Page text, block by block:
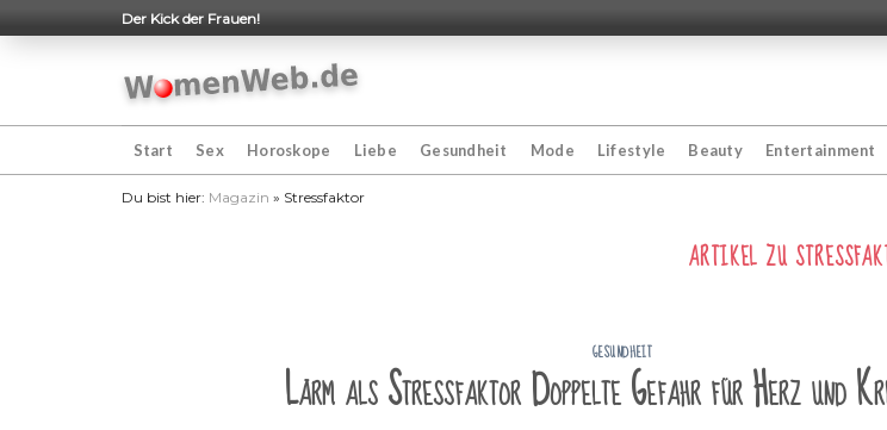
to
Der Kick der Frauen!
Start Sex Horoskope Liebe Gesundheit Mode Lifestyle Beauty Entertainment
Du bist hier: Magazin » Stressfaktor
ARTIKEL ZU
GESUNDHEIT
Lärm als Stressfaktor Doppelte Gefahr für Herz und